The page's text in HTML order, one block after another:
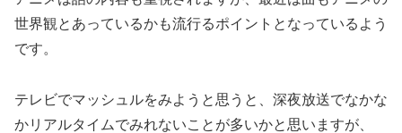
世界観とあっているかも流行るポイントとなっているよう
です。
テレビでマッシュルをみようと思うと、深夜放送でなかな
かリアルタイムでみれないことが多いかと思いますが、